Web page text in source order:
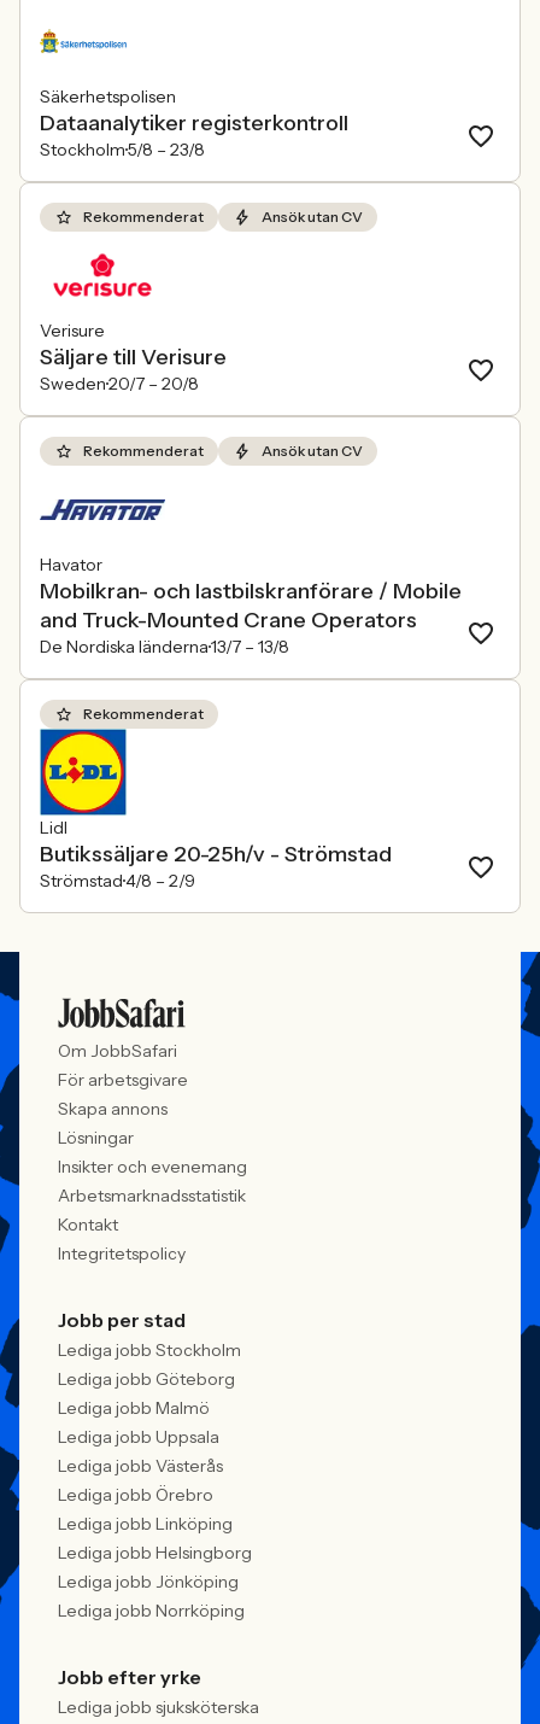
Säkerhetspolisen
Dataanalytiker registerkontroll
Stockholm5/8 – 23/8
Rekommenderat Ansök utan CV
Verisure
Säljare till Verisure
Sweden20/7 – 20/8
Rekommenderat Ansök utan CV
Havator
Mobilkran- och lastbilskranförare / Mobile
and Truck-Mounted Crane Operators
De Nordiska länderna13/7 – 13/8
Rekommenderat
Lidl
Butikssäljare 20-25h/v - Strömstad
Strömstad4/8 – 2/9
Om JobbSafari
För arbetsgivare
Skapa annons
Lösningar
Insikter och evenemang
Arbetsmarknadsstatistik
Kontakt
Integritetspolicy
Jobb per stad
Lediga jobb Stockholm
Lediga jobb Göteborg
Lediga jobb Malmö
Lediga jobb Uppsala
Lediga jobb Västerås
Lediga jobb Örebro
Lediga jobb Linköping
Lediga jobb Helsingborg
Lediga jobb Jönköping
Lediga jobb Norrköping
Jobb efter yrke
Lediga jobb sjuksköterska